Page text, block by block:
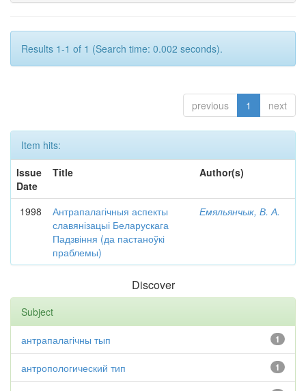
Results 1-1 of 1 (Search time: 0.002 seconds).
previous 1 next
Item hits:
Issue
Date
Title Author(s)
1998
Антрапалагічныя аспекты
славянізацыі Беларускага
Падзвіння (да пастаноўкі
праблемы)
Емяльянчык, В. А.
Discover
Subject
1
антрапалагічны тып
1
антропологический тип